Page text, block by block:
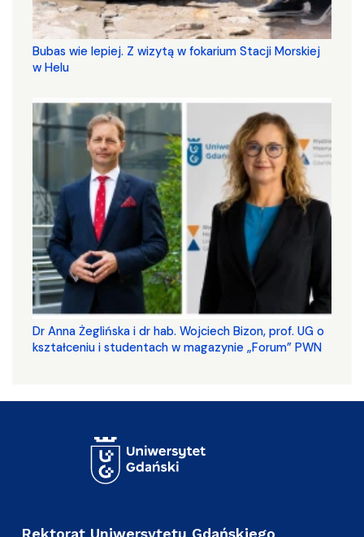
Bubas wie lepiej. Z wizytą w fokarium Stacji Morskiej
w Helu
​​​​​​​Dr Anna Żeglińska i dr hab. Wojciech Bizon, prof. UG o
kształceniu i studentach w magazynie „Forum” PWN
Rektorat Uniwersytetu Gdańskiego